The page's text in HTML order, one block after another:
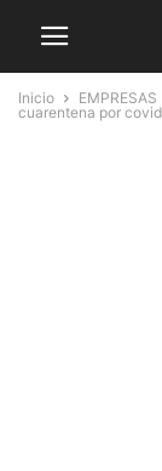
Inicio EMPRESAS
cuarentena por